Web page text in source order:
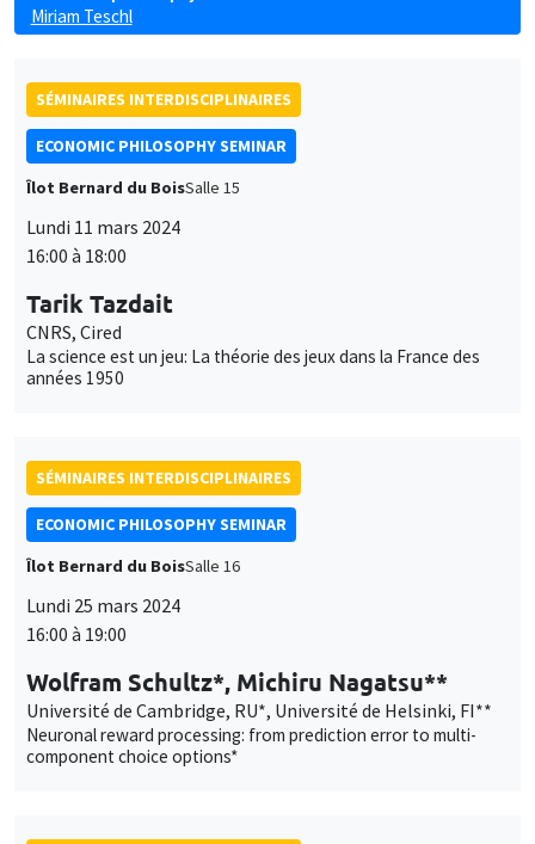
Miriam Teschl
SÉMINAIRES INTERDISCIPLINAIRES
ECONOMIC PHILOSOPHY SEMINAR
Îlot Bernard du BoisSalle 15
Lundi 11 mars 2024
16:00 à 18:00
Tarik Tazdait
CNRS, Cired
La science est un jeu: La théorie des jeux dans la France des
années 1950
SÉMINAIRES INTERDISCIPLINAIRES
ECONOMIC PHILOSOPHY SEMINAR
Îlot Bernard du BoisSalle 16
Lundi 25 mars 2024
16:00 à 19:00
Wolfram Schultz*, Michiru Nagatsu**
Université de Cambridge, RU*, Université de Helsinki, FI**
Neuronal reward processing: from prediction error to multi-
component choice options*